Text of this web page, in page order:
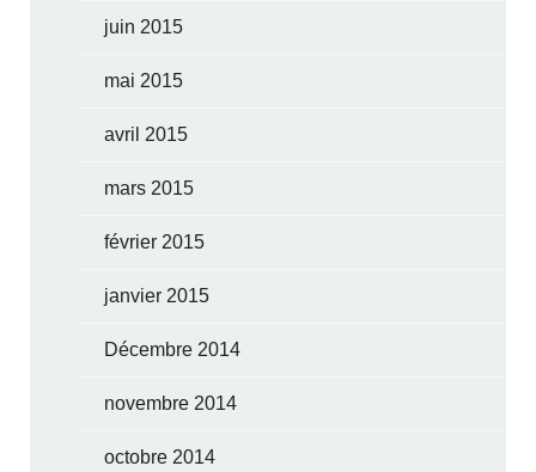
juin 2015
mai 2015
avril 2015
mars 2015
février 2015
janvier 2015
Décembre 2014
novembre 2014
octobre 2014